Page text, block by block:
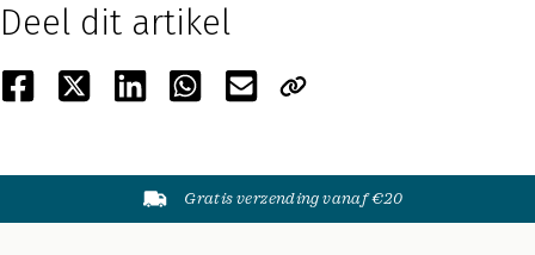
Deel dit artikel
Gratis verzending vanaf €20